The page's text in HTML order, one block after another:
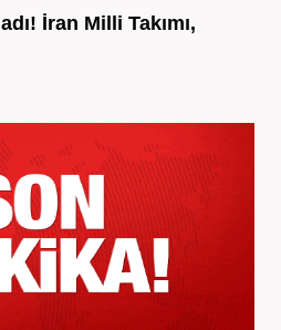
İran Milli Takımı,